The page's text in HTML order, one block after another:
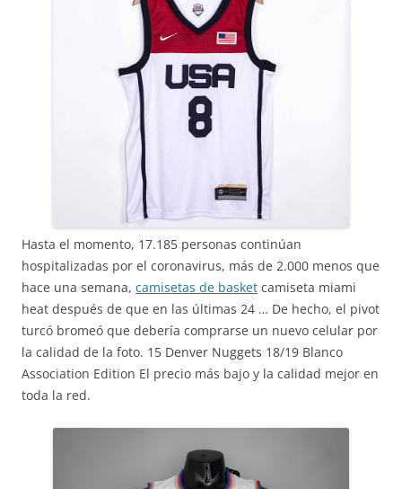
Hasta el momento, 17.185 personas continúan
hospitalizadas por el coronavirus, más de 2.000 menos que
hace una semana, camisetas de basket camiseta miami
heat después de que en las últimas 24 … De hecho, el pivot
turcó bromeó que debería comprarse un nuevo celular por
la calidad de la foto. 15 Denver Nuggets 18/19 Blanco
Association Edition El precio más bajo y la calidad mejor en
toda la red.